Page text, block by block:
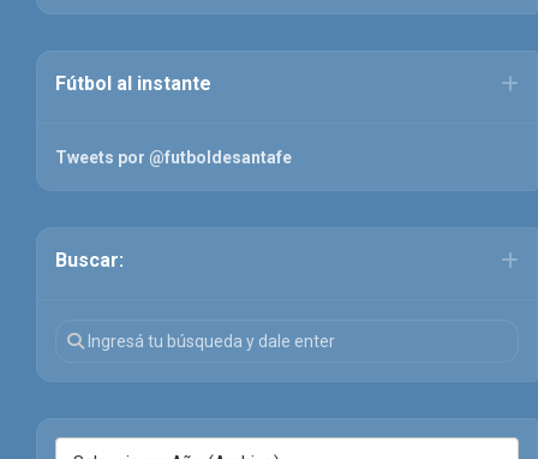
Fútbol al instante
Tweets por @futboldesantafe
Buscar: